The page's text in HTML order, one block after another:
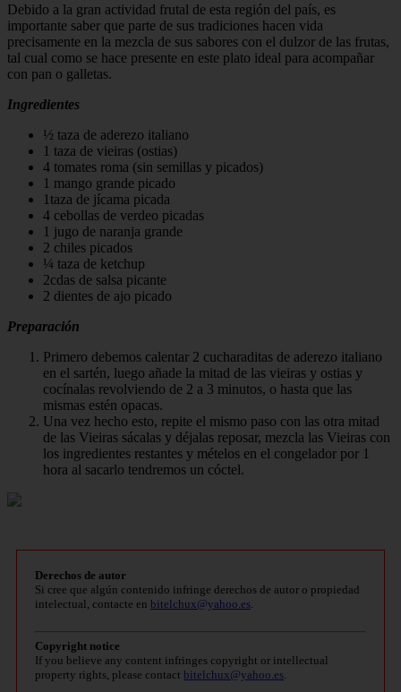
Debido a la gran actividad frutal de esta región del país, es
importante saber que parte de sus tradiciones hacen vida
precisamente en la mezcla de sus sabores con el dulzor de las frutas,
tal cual como se hace presente en este plato ideal para acompañar
con pan o galletas.
Ingredientes
½ taza de aderezo italiano
1 taza de vieiras (ostias)
4 tomates roma (sin semillas y picados)
1 mango grande picado
1taza de jícama picada
4 cebollas de verdeo picadas
1 jugo de naranja grande
2 chiles picados
¼ taza de ketchup
2cdas de salsa picante
2 dientes de ajo picado
Preparación
Primero debemos calentar 2 cucharaditas de aderezo italiano
en el sartén, luego añade la mitad de las vieiras y ostias y
cocínalas revolviendo de 2 a 3 minutos, o hasta que las
mismas estén opacas.
Una vez hecho esto, repite el mismo paso con las otra mitad
de las Vieiras sácalas y déjalas reposar, mezcla las Vieiras con
los ingredientes restantes y mételos en el congelador por 1
hora al sacarlo tendremos un cóctel.
Derechos de autor
Si cree que algún contenido infringe derechos de autor o propiedad
intelectual, contacte en bitelchux@yahoo.es
Copyright notice
If you believe any content infringes copyright or intellectual
property rights, please contact bitelchux@yahoo.es